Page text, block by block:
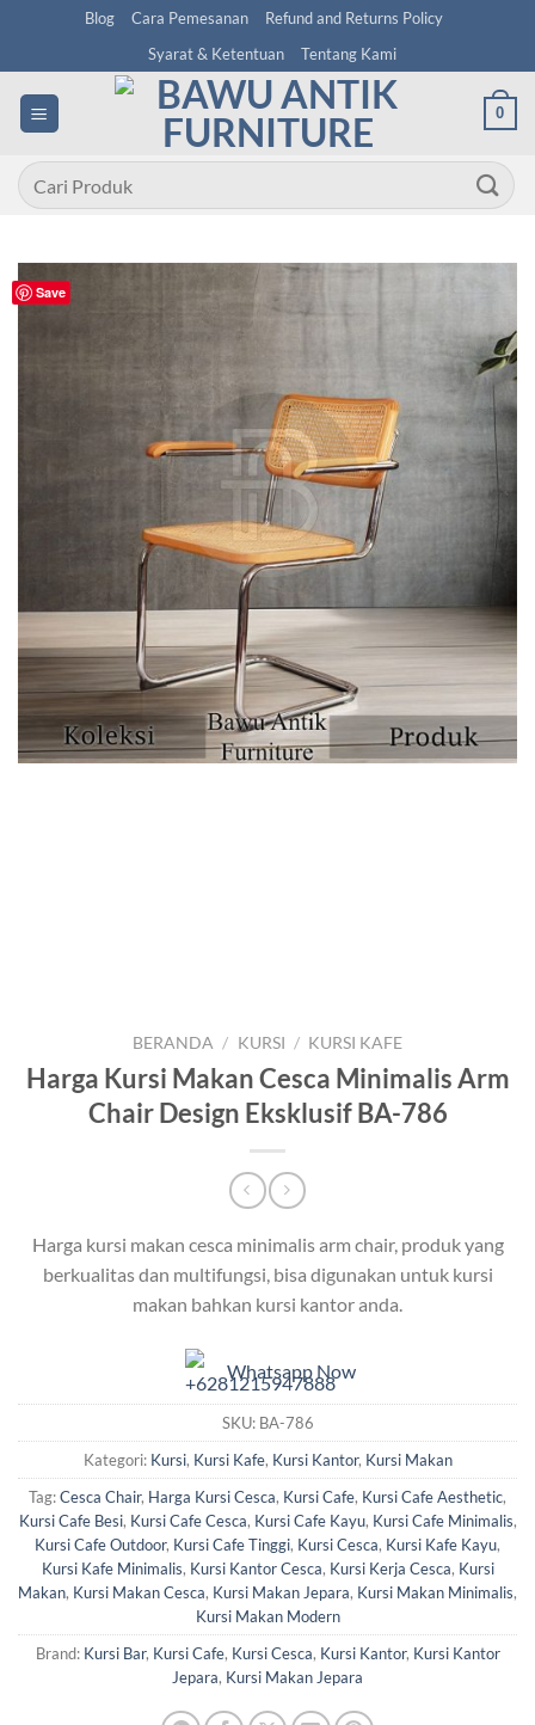
content
Blog Cara Pemesanan
Refund and Returns Policy
Syarat & Ketentuan
Tentang Kami
0
Pencarian
untuk:
Save
BERANDA / KURSI / KURSI KAFE
Harga Kursi Makan Cesca Minimalis Arm
Chair Design Eksklusif BA-786
Harga kursi makan cesca minimalis arm chair, produk yang
berkualitas dan multifungsi, bisa digunakan untuk kursi
makan bahkan kursi kantor anda.
Whatsapp Now
SKU: BA-786
Kategori: Kursi, Kursi Kafe, Kursi Kantor, Kursi Makan
Tag:Cesca Chair, Harga Kursi Cesca, Kursi Cafe, Kursi Cafe Aesthetic,
Kursi Cafe Besi, Kursi Cafe Cesca, Kursi Cafe Kayu, Kursi Cafe Minimalis,
Kursi Cafe Outdoor, Kursi Cafe Tinggi, Kursi Cesca, Kursi Kafe Kayu,
Kursi Kafe Minimalis, Kursi Kantor Cesca, Kursi Kerja Cesca, Kursi
Makan, Kursi Makan Cesca, Kursi Makan Jepara, Kursi Makan Minimalis,
Kursi Makan Modern
Brand: Kursi Bar, Kursi Cafe, Kursi Cesca, Kursi Kantor, Kursi Kantor
Jepara, Kursi Makan Jepara